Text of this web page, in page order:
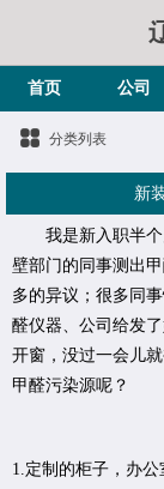
首页 公司
分类列表
新
我是新入职半个
壁部门的同事测出
多的异议；很多同
醛仪器、公司给发
开窗，没过一会儿
甲醛污染源呢？
1.定制的柜子，办